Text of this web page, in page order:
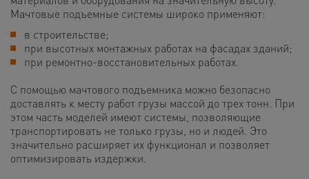
Мачтовые подъемные системы широко применяют:
в строительстве;
при высотных монтажных работах на фасадах зданий;
при ремонтно-восстановительных работах.
С помощью мачтового подъемника можно безопасно
доставлять к месту работ грузы массой до трех тонн. При
этом часть моделей имеют системы, позволяющие
транспортировать не только грузы, но и людей. Это
значительно расширяет их функционал и позволяет
оптимизировать издержки.